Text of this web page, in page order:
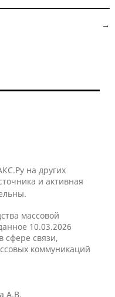
новости →
на других
и активная
массовой
10.03.2026
сфере связи,
коммуникаций
А.В.